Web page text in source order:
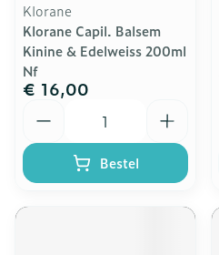
Klorane
Klorane Capil. Balsem
Kinine & Edelweiss 200ml
Nf
€ 16,00
Bestel